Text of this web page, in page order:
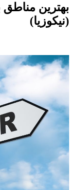
بهترین
(نیکوزیا)